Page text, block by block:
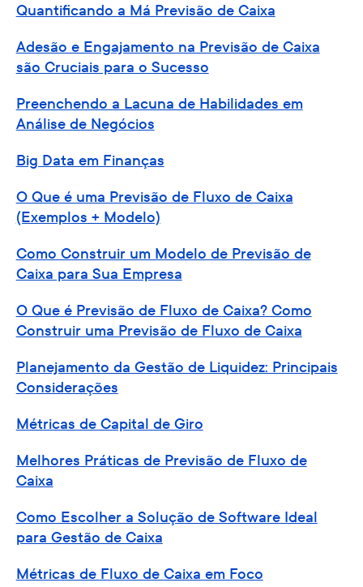
Quantificando a Má Previsão de Caixa
Adesão e Engajamento na Previsão de Caixa
são Cruciais para o Sucesso
Preenchendo a Lacuna de Habilidades em
Análise de Negócios
Big Data em Finanças
O Que é uma Previsão de Fluxo de Caixa
(Exemplos + Modelo)
Como Construir um Modelo de Previsão de
Caixa para Sua Empresa
O Que é Previsão de Fluxo de Caixa? Como
Construir uma Previsão de Fluxo de Caixa
Planejamento da Gestão de Liquidez: Principais
Considerações
Métricas de Capital de Giro
Melhores Práticas de Previsão de Fluxo de
Caixa
Como Escolher a Solução de Software Ideal
para Gestão de Caixa
Métricas de Fluxo de Caixa em Foco